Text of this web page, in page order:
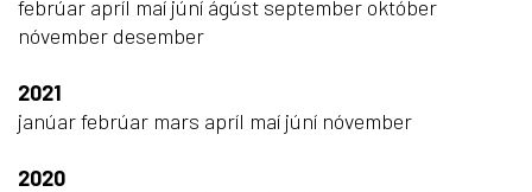
febrúar apríl maí júní ágúst september október
nóvember desember
2021
janúarfebrúar mars apríl maí júní nóvember
2020